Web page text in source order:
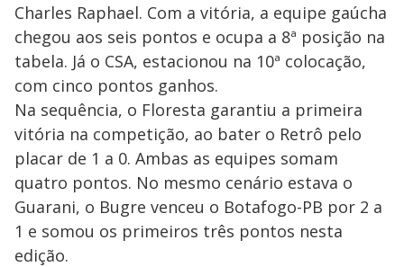
Charles Raphael. Com a vitória, a equipe gaúcha
chegou aos seis pontos e ocupa a 8ª posição na
tabela. Já o CSA, estacionou na 10ª colocação,
com cinco pontos ganhos.
Na sequência, o Floresta garantiu a primeira
vitória na competição, ao bater o Retrô pelo
placar de 1 a 0. Ambas as equipes somam
quatro pontos. No mesmo cenário estava o
Guarani, o Bugre venceu o Botafogo-PB por 2 a
1 e somou os primeiros três pontos nesta
edição.